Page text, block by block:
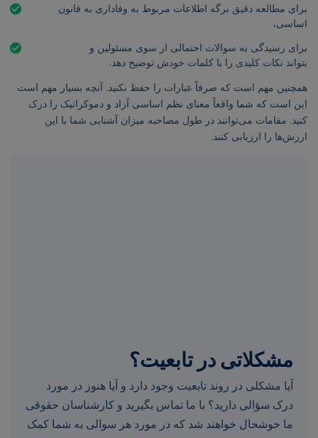
برای مطالعه دقیق برگه اطلاعات مربوط به وفاداری به قانون
اساسی،
برای رسیدگی به سوالات احتمالی از سوی مسئولین و
بتواند نکات کلیدی را با کلمات خودش توضیح دهد.
همچنین مهم است که صرفاً عبارات را حفظ نکنید. آنچه بسیار مهم است
این است که شما واقعاً معنای نظم اساسی آزاد و دموکراتیک را درک
کنید. مقامات می‌توانند در طول مصاحبه میزان آشنایی شما با این
ارزش‌ها را ارزیابی کنند.
مشکلاتی در تابعیت؟
آیا مشکلی در روند تابعیت وجود دارد و آیا هنوز در مورد
درک سؤالی دارید؟ با ما تماس بگیرید و کارشناسان حقوقی
ما خوشحال خواهند شد که در مورد هر سوالی به شما کمک